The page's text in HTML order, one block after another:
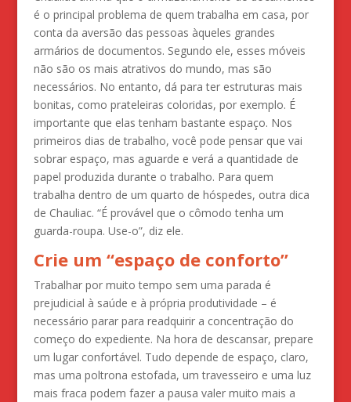
é o principal problema de quem trabalha em casa, por
conta da aversão das pessoas àqueles grandes
armários de documentos. Segundo ele, esses móveis
não são os mais atrativos do mundo, mas são
necessários. No entanto, dá para ter estruturas mais
bonitas, como prateleiras coloridas, por exemplo. É
importante que elas tenham bastante espaço. Nos
primeiros dias de trabalho, você pode pensar que vai
sobrar espaço, mas aguarde e verá a quantidade de
papel produzida durante o trabalho. Para quem
trabalha dentro de um quarto de hóspedes, outra dica
de Chauliac. “É provável que o cômodo tenha um
guarda-roupa. Use-o”, diz ele.
Crie um “espaço de conforto”
Trabalhar por muito tempo sem uma parada é
prejudicial à saúde e à própria produtividade – é
necessário parar para readquirir a concentração do
começo do expediente. Na hora de descansar, prepare
um lugar confortável. Tudo depende de espaço, claro,
mas uma poltrona estofada, um travesseiro e uma luz
mais fraca podem fazer a pausa valer muito mais a